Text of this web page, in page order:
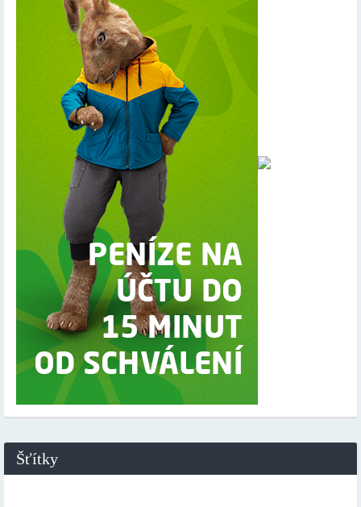
Šťítky